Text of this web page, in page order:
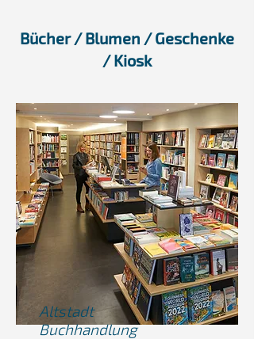
Bücher / Blumen / Geschenke
/ Kiosk
Altstadt
Buchhandlung